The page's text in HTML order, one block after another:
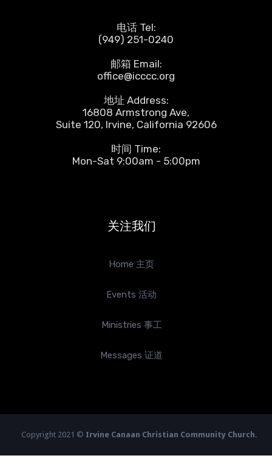
电话 Tel:
(949) 251-0240
邮箱 Email:
office@icccc.org
地址 Address:
16808 Armstrong Ave,
Suite 120, Irvine, California 92606
时间 Time:
Mon-Sat 9:00am - 5:00pm
关注我们
Home 主页
Events 活动
Ministries 事工
Messages 证道
Copyright 2021 © Irvine Canaan Christian Community Church.